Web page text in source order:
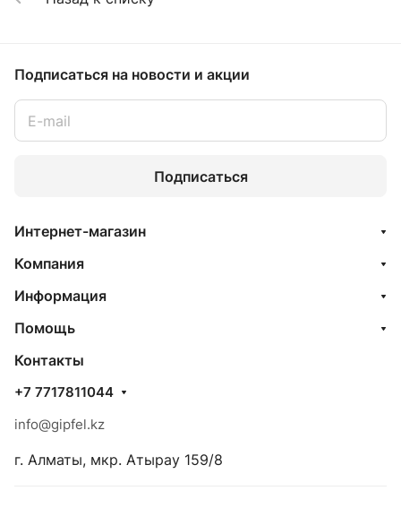
Подписаться на новости и акции
Подписаться
Интернет-магазин
Компания
Информация
Помощь
Контакты
+7 7717811044
info@gipfel.kz
г. Алматы, мкр. Атырау 159/8